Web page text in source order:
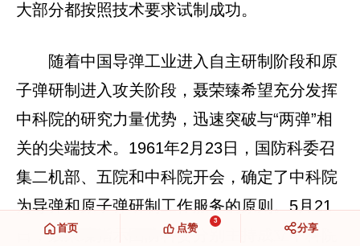
大部分都按照技术要求试制成功。
随着中国导弹工业进入自主研制阶段和原
子弹研制进入攻关阶段，聂荣臻希望充分发挥
中科院的研究力量优势，迅速突破与“两弹”相
关的尖端技术。1961年2月23日，国防科委召
集二机部、五院和中科院开会，确定了中科院
为导弹和原子弹研制工作服务的原则。5月21
日，聂荣臻指示国防科委分别主持成立中科院
首页
3
点赞 分享